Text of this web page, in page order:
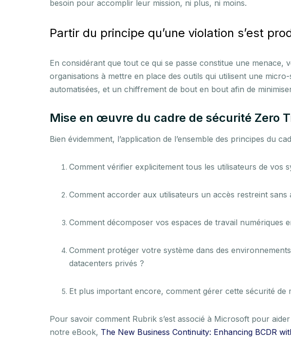
besoin pour accomplir leur mission, ni plus, ni moins.
Partir du principe qu’une violation s’est
En considérant que tout ce qui se passe constitue une
organisations à mettre en place des outils qui utilisent une
automatisées, et un chiffrement de bout en bout afin de
Mise en œuvre du cadre de sécurité Zero
Bien évidemment, l’application de l’ensemble des principes du
Comment vérifier explicitement tous les utilisateurs de vos
Comment accorder aux utilisateurs un accès restreint
Comment décomposer vos espaces de travail
Comment protéger votre système dans des
datacenters privés ?
Et plus important encore, comment gérer cette sécurité
Pour savoir comment Rubrik s’est associé à Microsoft pour
notre eBook, The New Business Continuity: Enhancing BCDR